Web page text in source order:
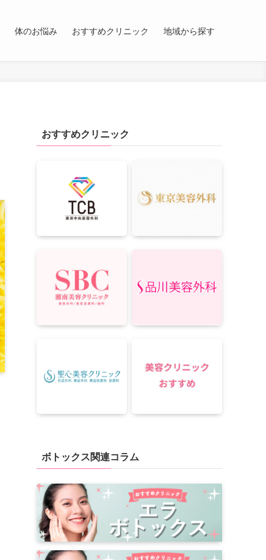
体のお悩み おすすめクリニック 地域から探す
おすすめクリニック
ボトックス関連コラム